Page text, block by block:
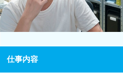
仕事内容